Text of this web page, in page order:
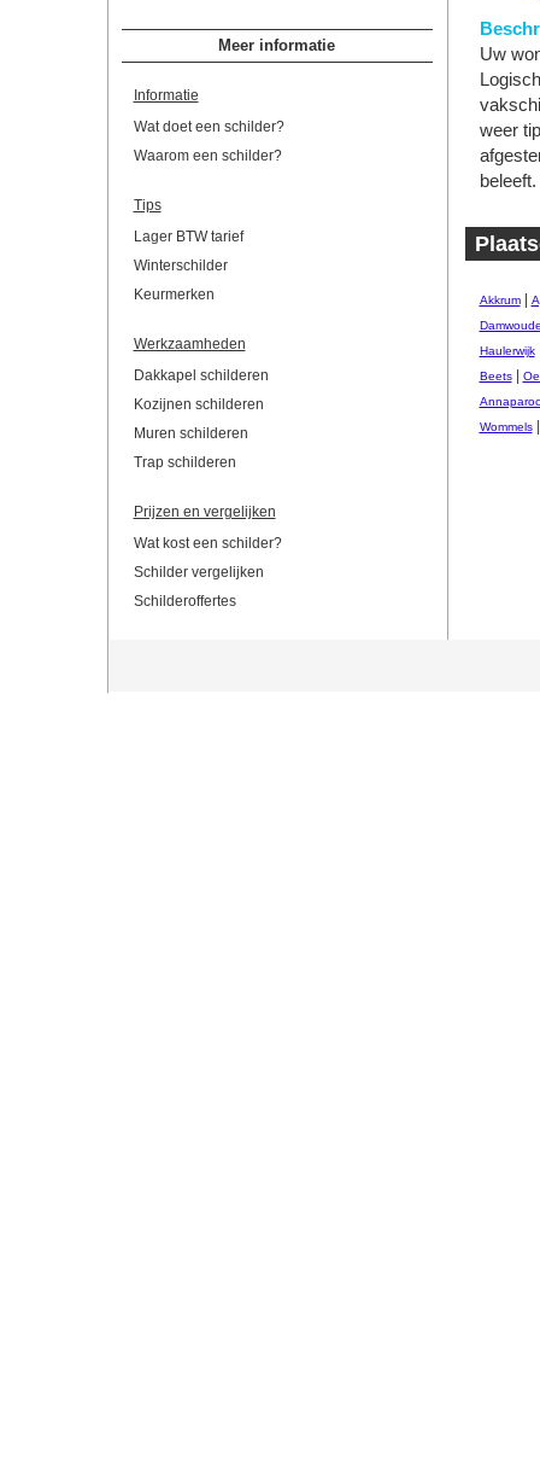
Meer informatie
Informatie
Wat doet een schilder?
Waarom een schilder?
Tips
Lager BTW tarief
Winterschilder
Keurmerken
Werkzaamheden
Dakkapel schilderen
Kozijnen schilderen
Muren schilderen
Trap schilderen
Prijzen en vergelijken
Wat kost een schilder?
Schilder vergelijken
Schilderoffertes
Uw
weer
beleeft.
Akkrum|
Haulerwijk
Beets|
Wommels